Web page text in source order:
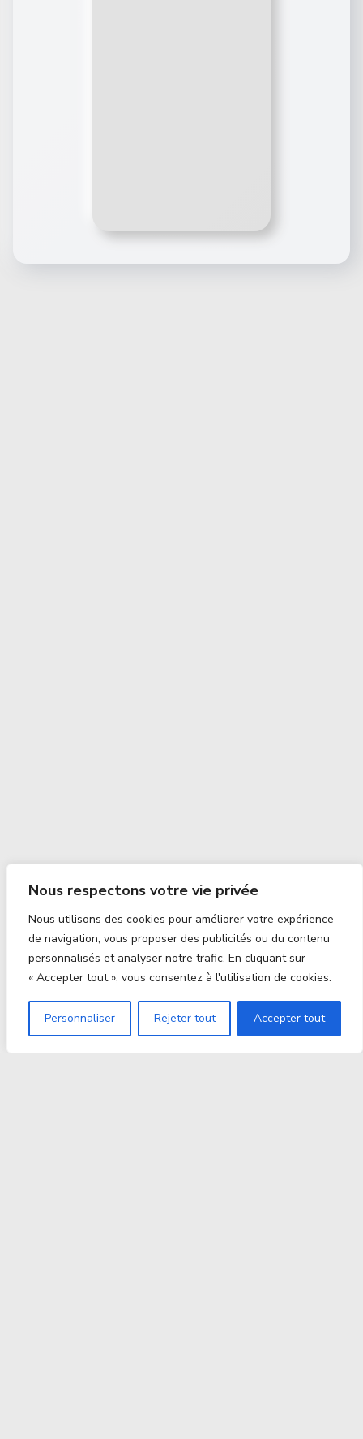
Nous respectons votre vie privée
Nous utilisons des cookies pour améliorer votre expérience
de navigation, vous proposer des publicités ou du contenu
personnalisés et analyser notre trafic. En cliquant sur
« Accepter tout », vous consentez à l'utilisation de cookies.
Personnaliser Rejeter tout Accepter tout